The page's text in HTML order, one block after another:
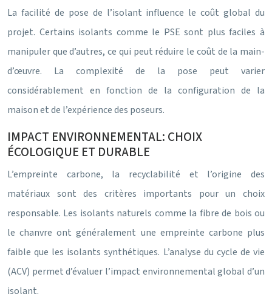
La facilité de pose de l’isolant influence le coût global du
projet. Certains isolants comme le PSE sont plus faciles à
manipuler que d’autres, ce qui peut réduire le coût de la main-
d’œuvre. La complexité de la pose peut varier
considérablement en fonction de la configuration de la
maison et de l’expérience des poseurs.
IMPACT ENVIRONNEMENTAL: CHOIX
ÉCOLOGIQUE ET DURABLE
L’empreinte carbone, la recyclabilité et l’origine des
matériaux sont des critères importants pour un choix
responsable. Les isolants naturels comme la fibre de bois ou
le chanvre ont généralement une empreinte carbone plus
faible que les isolants synthétiques. L’analyse du cycle de vie
(ACV) permet d’évaluer l’impact environnemental global d’un
isolant.